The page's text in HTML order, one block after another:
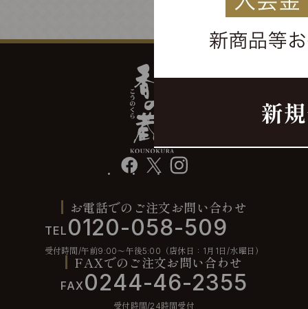
facebook instagram
お電話でのご注文お問い合わせ
TEL 0120-058-509
受付時間/午前9:00〜午後5:00（店休日：1月1日/水曜日）
FAXでのご注文お問い合わせ
FAX0244-46-2355
受付時間/24時間受付